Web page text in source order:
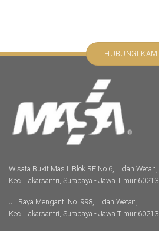
Wisata Bukit Mas II Blok RF No.6, Lidah Wetan,
Kec. Lakarsantri, Surabaya - Jawa Timur 60213
Jl. Raya Menganti No. 998, Lidah Wetan,
Kec. Lakarsantri, Surabaya - Jawa Timur 60213
HUBUNGI KAMI